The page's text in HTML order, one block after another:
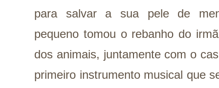
para salvar a sua pele de
pequeno tomou o rebanho do
dos animais, juntamente com o
primeiro instrumento musical que